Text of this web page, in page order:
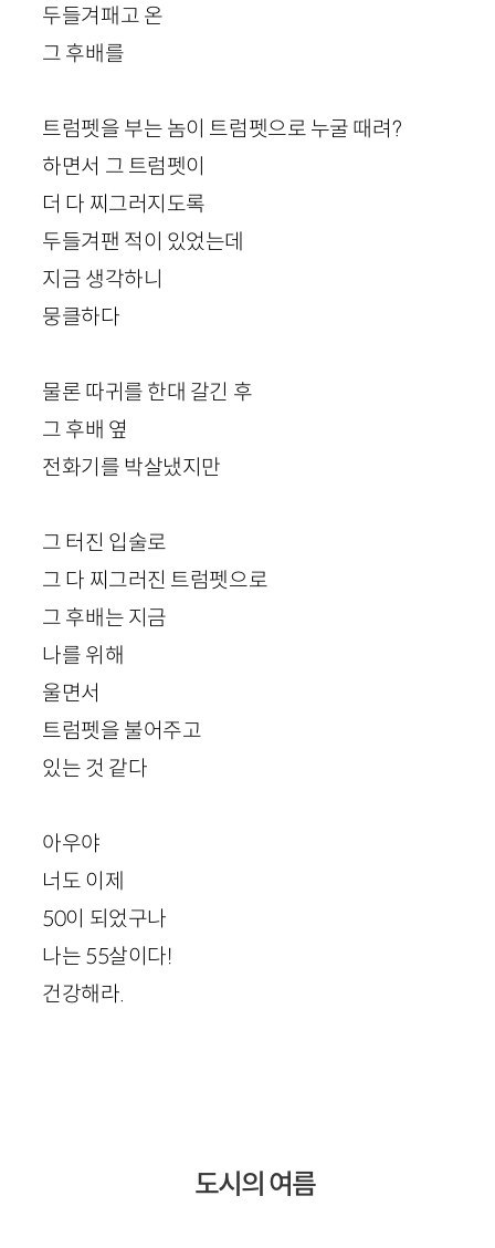
두들겨패고 온
그 후배를
트럼펫을 부는 놈이 트럼펫으로 누굴 때려?
하면서 그 트럼펫이
더 다 찌그러지도록
두들겨팬 적이 있었는데
지금 생각하니
뭉클하다
물론 따귀를 한대 갈긴 후
그 후배 옆
전화기를 박살냈지만
그 터진 입술로
그 다 찌그러진 트럼펫으로
그 후배는 지금
나를 위해
울면서
트럼펫을 불어주고
있는 것 같다
아우야
너도 이제
50이 되었구나
나는 55살이다!
건강해라.
도시의 여름